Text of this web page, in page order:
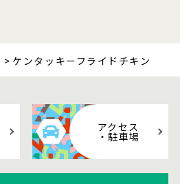
ケンタッキーフライドチキン
アクセス
・駐車場